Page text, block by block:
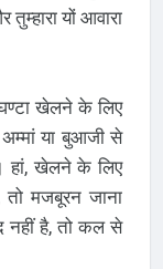
यों आवारा
खेलने के लिए
या बुआजी से
हां, खेलने के लिए
मजबूरन जाना
नहीं है, तो कल से